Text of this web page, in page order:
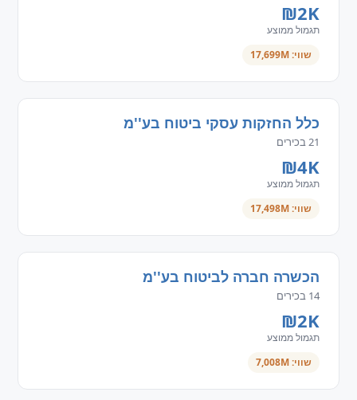
₪2K
תגמול ממוצע
שווי: 17,699M
כלל החזקות עסקי ביטוח בע''מ
21 בכירים
₪4K
תגמול ממוצע
שווי: 17,498M
הכשרה חברה לביטוח בע''מ
14 בכירים
₪2K
תגמול ממוצע
שווי: 7,008M